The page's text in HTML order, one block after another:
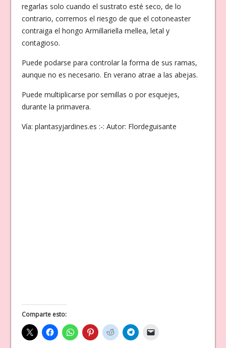
regarlas solo cuando el sustrato esté seco, de lo
contrario, corremos el riesgo de que el cotoneaster
contraiga el hongo Armillariella mellea, letal y
contagioso.
Puede podarse para controlar la forma de sus ramas,
aunque no es necesario. En verano atrae a las abejas.
Puede multiplicarse por semillas o por esquejes,
durante la primavera.
Vía: plantasyjardines.es :-: Autor: Flordeguisante
Comparte esto: